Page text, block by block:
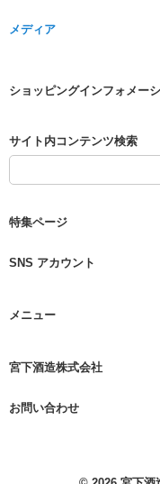
メディア
ショッピングインフォメー
サイト内コンテンツ検索
特集ページ
SNS アカウント
メニュー
宮下酒造株式会社
お問い合わせ